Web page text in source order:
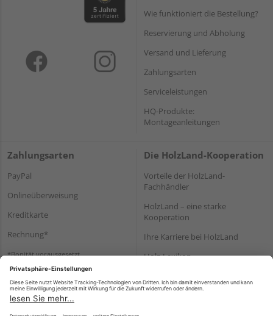
Wie funktioniert die Bestellung?
Reservierung und Abholung
Versand und Lieferung
Zahlungsarten
Serviceleistungen
HQ-Produkte:
Montageanleitungen
Zahlungsarten
PayPal
Onlineüberweisung
Kreditkarte
Rechnung*
*Bonität vorausgesetzt
Die HolzLand-Kooperation
Vorteile der HolzLand-
Fachhändler
HolzLand – eine starke
Kooperation
Ihre Karriere bei HolzLand
Holz-Lexikon